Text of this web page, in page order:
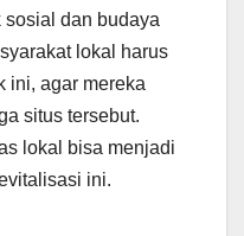
sosial dan budaya
lokal harus
ini, agar mereka
situs tersebut.
lokal bisa menjadi
ini.